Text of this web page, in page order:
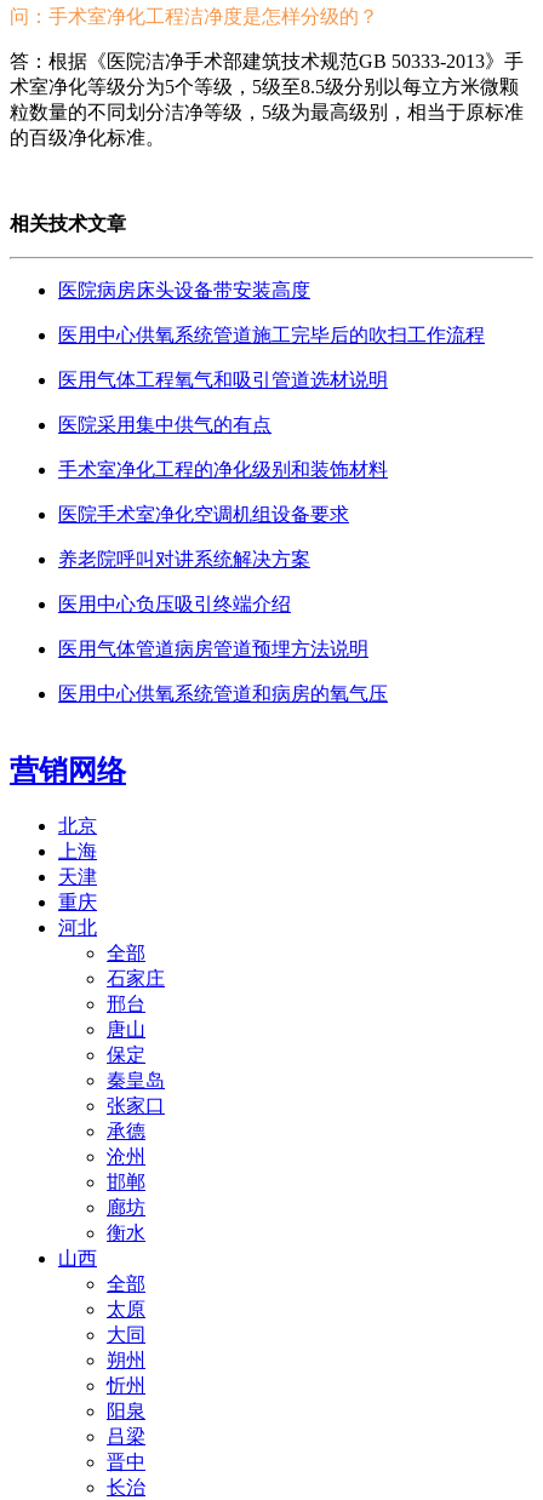
问：手术室净化工程洁净度是怎样分级的？
答：根据《医院洁净手术部建筑技术规范GB 50333-2013》手
术室净化等级分为5个等级，5级至8.5级分别以每立方米微颗
粒数量的不同划分洁净等级，5级为最高级别，相当于原标准
的百级净化标准。
相关技术文章
医院病房床头设备带安装高度
医用中心供氧系统管道施工完毕后的吹扫工作流程
医用气体工程氧气和吸引管道选材说明
医院采用集中供气的有点
手术室净化工程的净化级别和装饰材料
医院手术室净化空调机组设备要求
养老院呼叫对讲系统解决方案
医用中心负压吸引终端介绍
医用气体管道病房管道预埋方法说明
医用中心供氧系统管道和病房的氧气压
营销网络
北京
上海
天津
重庆
河北
全部
石家庄
邢台
唐山
保定
秦皇岛
张家口
承德
沧州
邯郸
廊坊
衡水
山西
全部
太原
大同
朔州
忻州
阳泉
吕梁
晋中
长治